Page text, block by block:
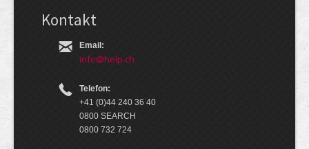
Kontakt
Email:
info@help.ch
Telefon:
+41 (0)44 240 36 40
0800 SEARCH
0800 732 724